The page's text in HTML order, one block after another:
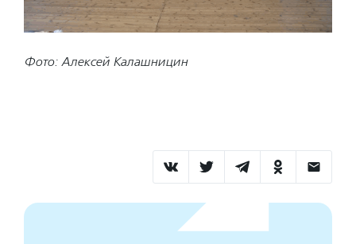
Фото: Алексей Калашницин